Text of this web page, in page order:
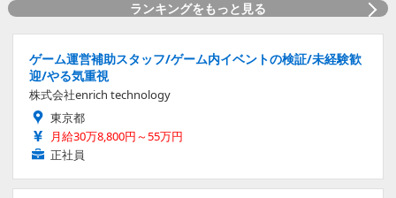
ランキングをもっと見る
ゲーム運営補助スタッフ/ゲーム内イベントの検証/未経験歓
迎/やる気重視
株式会社enrich technology
東京都
月給30万8,800円～55万円
正社員